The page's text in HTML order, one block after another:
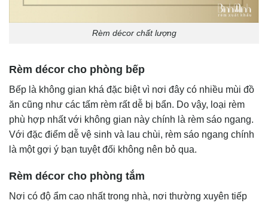
Rèm décor chất lượng
Rèm décor cho phòng bếp
Bếp là không gian khá đặc biệt vì nơi đây có nhiều mùi đồ
ăn cũng như các tấm rèm rất dễ bị bẩn. Do vậy, loại rèm
phù hợp nhất với không gian này chính là rèm sáo ngang.
Với đặc điểm dễ vệ sinh và lau chùi, rèm sáo ngang chính
là một gợi ý bạn tuyệt đối không nên bỏ qua.
Rèm décor cho phòng tắm
Nơi có độ ẩm cao nhất trong nhà, nơi thường xuyên tiếp